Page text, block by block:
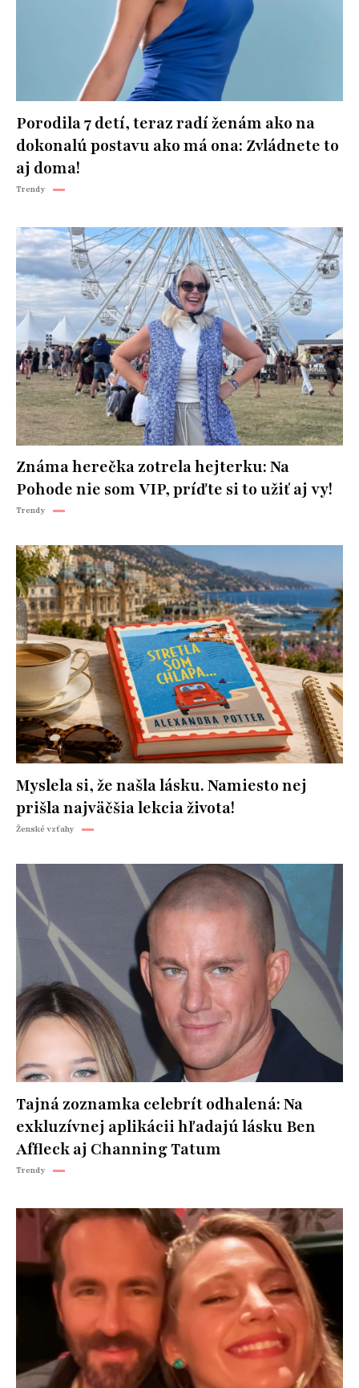
Porodila 7 detí, teraz radí ženám ako na
dokonalú postavu ako má ona: Zvládnete to
aj doma!
Trendy
Známa herečka zotrela hejterku: Na
Pohode nie som VIP, príďte si to užiť aj vy!
Trendy
Myslela si, že našla lásku. Namiesto nej
prišla najväčšia lekcia života!
Ženské vzťahy
Tajná zoznamka celebrít odhalená: Na
exkluzívnej aplikácii hľadajú lásku Ben
Affleck aj Channing Tatum
Trendy